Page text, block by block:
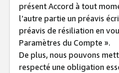
présent Accord à tout
l’autre partie un préavis
préavis de résiliation en
Paramètres du Compte ».
De plus, nous pouvons
respecté une obligation